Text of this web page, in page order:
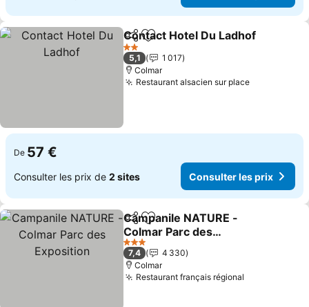
PartagerAjouter à mes favoris
Contact Hotel Du Ladhof
2 Étoiles
5,1
1 017
Colmar
Restaurant alsacien sur placeConsulter
De 57 €
Consulter les prix de 2 sites Consulter les prix
PartagerAjouter à mes favoris
Campanile NATURE -
Colmar Parc des
Exposition
Consulter les prix
3 Étoiles
7,4
4 330
Colmar
Restaurant français régional